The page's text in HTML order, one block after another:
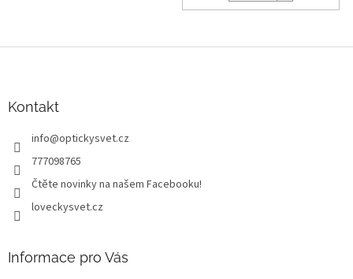
Kontakt
info@optickysvet.cz
777098765
Čtěte novinky na našem Facebooku!
loveckysvet.cz
Informace pro Vás